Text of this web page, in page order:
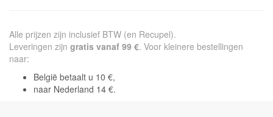
Alle prijzen zijn inclusief BTW (en Recupel).
Leveringen zijn gratis vanaf 99 €. Voor kleinere bestellingen
naar:
België betaalt u 10 €,
naar Nederland 14 €.